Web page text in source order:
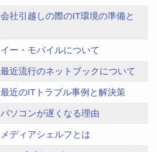
会社引越しの際のIT環境の準備と
イー・モバイルについて
最近流行のネットブックについて
最近のITトラブル事例と解決策
パソコンが遅くなる理由
メディアシェルフとは